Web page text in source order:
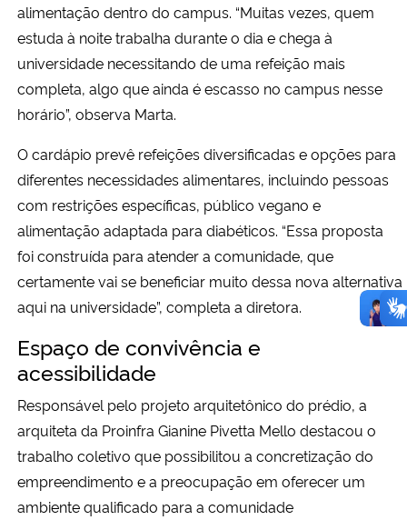
alimentação dentro do campus. “Muitas vezes, quem
estuda à noite trabalha durante o dia e chega à
universidade necessitando de uma refeição mais
completa, algo que ainda é escasso no campus nesse
horário”, observa Marta.
O cardápio prevê refeições diversificadas e opções para
diferentes necessidades alimentares, incluindo pessoas
com restrições específicas, público vegano e
alimentação adaptada para diabéticos. “Essa proposta
foi construída para atender a comunidade, que
certamente vai se beneficiar muito dessa nova alternativa
aqui na universidade”, completa a diretora.
Espaço de convivência e
acessibilidade
Responsável pelo projeto arquitetônico do prédio, a
arquiteta da Proinfra Gianine Pivetta Mello destacou o
trabalho coletivo que possibilitou a concretização do
empreendimento e a preocupação em oferecer um
ambiente qualificado para a comunidade